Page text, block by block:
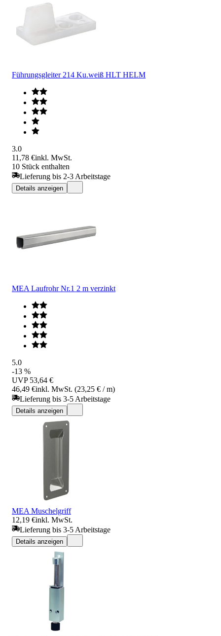
Führungsgleiter 214 Ku.weiß HLT HELM
3.0
11,78 €inkl. MwSt.
10 Stück enthalten
Lieferung bis 2-3 Arbeitstage
Details anzeigen
MEA Laufrohr Nr.1 2 m verzinkt
5.0
-13 %
UVP 53,64 €
46,49 €inkl. MwSt. (23,25 € / m)
Lieferung bis 3-5 Arbeitstage
Details anzeigen
MEA Muschelgriff
12,19 €inkl. MwSt.
Lieferung bis 3-5 Arbeitstage
Details anzeigen